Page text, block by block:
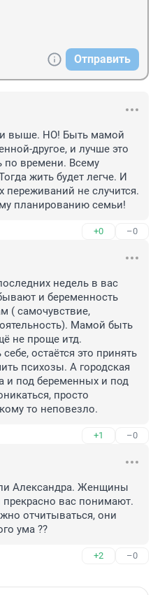
Отправить
выше. НО! Быть мамой
другое, и лучше это
по времени. Всему
жить будет легче. И
переживаний не случится.
планированию семьи!
+0 –0
недель в вас
и беременность
( самочувствие,
Мамой быть
не проще итд.
остаётся это принять
психозы. А городская
и под беременных и под
просто
то неповезло.
+1 –0
Александра. Женщины
вас понимают.
отчитываться, они
ума ??
+2 –0